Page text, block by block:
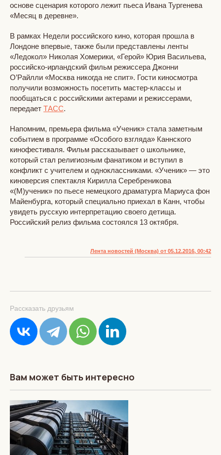
основе сценария которого лежит пьеса Ивана Тургенева
«Месяц в деревне».
В рамках Недели российского кино, которая прошла в
Лондоне впервые, также были представлены ленты
«Ледокол» Николая Хомерики, «Герой» Юрия Васильева,
российско-ирландский фильм режиссера Джонни
О’Райлли «Москва никогда не спит». Гости киносмотра
получили возможность посетить мастер-классы и
пообщаться с российскими актерами и режиссерами,
передает ТАСС.
Напомним, премьера фильма «Ученик» стала заметным
событием в программе «Особого взгляда» Каннского
кинофестиваля. Фильм рассказывает о школьнике,
который стал религиозным фанатиком и вступил в
конфликт с учителем и одноклассниками. «Ученик» — это
киноверсия спектакля Кирилла Серебреникова
«(М)ученик» по пьесе немецкого драматурга Мариуса фон
Майенбурга, который специально приехал в Канн, чтобы
увидеть русскую интерпретацию своего детища.
Российский релиз фильма состоялся 13 октября.
Лента новостей (Москва) от 05.12.2016, 00:42
Рассказать друзьям
Вам может быть интересно